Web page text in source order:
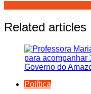
Related articles
Política